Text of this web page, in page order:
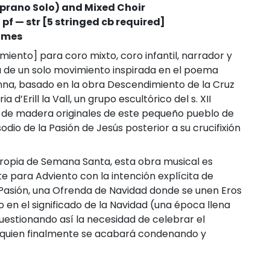
Solo) and Mixed Choir
— pf — str [5 stringed cb required]
para coro mixto, coro infantil, narrador y
un solo movimiento inspirada en el poema
basado en la obra Descendimiento de la Cruz
d’Erill la Vall, un grupo escultórico del s. XII
madera originales de este pequeño pueblo de
de la Pasión de Jesús posterior a su crucifixión
de Semana Santa, esta obra musical es
para Adviento con la intención explícita de
una Ofrenda de Navidad donde se unen Eros
en el significado de la Navidad (una época llena
así la necesidad de celebrar el
finalmente se acabará condenando y